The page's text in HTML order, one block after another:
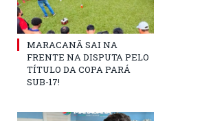
MARACANÃ SAI NA
FRENTE NA DISPUTA PELO
TÍTULO DA COPA PARÁ
SUB-17!